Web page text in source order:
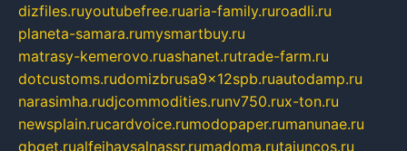
dizfiles.ruyoutubefree.ruaria-family.ruroadli.ru
planeta-samara.rumysmartbuy.ru
matrasy-kemerovo.ruashanet.rutrade-farm.ru
dotcustoms.rudomizbrusa9x12spb.ruautodamp.ru
narasimha.rudjcommodities.runv750.rux-ton.ru
newsplain.rucardvoice.rumodopaper.rumanunae.ru
gbget.rualfeihavsalnassr.rumadoma.rutajuncos.ru